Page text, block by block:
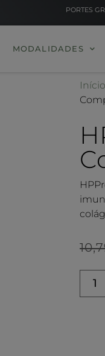
PORTES
MODALIDADES
Início